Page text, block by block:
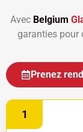
Avec Belgium
garanties pour
Prenez
1